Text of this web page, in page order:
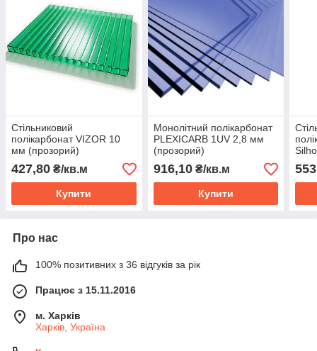
Стільниковий
полікарбонат VIZOR 10
мм (прозорий)
427,80 ₴/кв.м
Купити
Монолітний полікарбонат
PLEXICARB 1UV 2,8 мм
(прозорий)
916,10₴/кв.м
Купити
мм
Про нас
100% позитивних з 36 відгуків за рік
Працює з 15.11.2016
м. Харків
Харків, Україна